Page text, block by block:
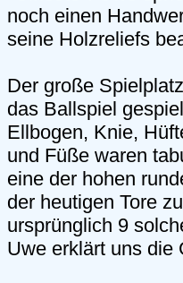
noch einen
seine Holzreliefs
Der große
das Ballspiel
Ellbogen, Knie,
und Füße waren
eine der hohen
der heutigen Tore
ursprünglich 9
Uwe erklärt uns die